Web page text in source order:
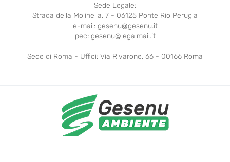
Sede Legale:
Strada della Molinella, 7 - 06125 Ponte Rio Perugia
e-mail: gesenu@gesenu.it
pec: gesenu@legalmail.it
Sede di Roma - Uffici: Via Rivarone, 66 - 00166 Roma